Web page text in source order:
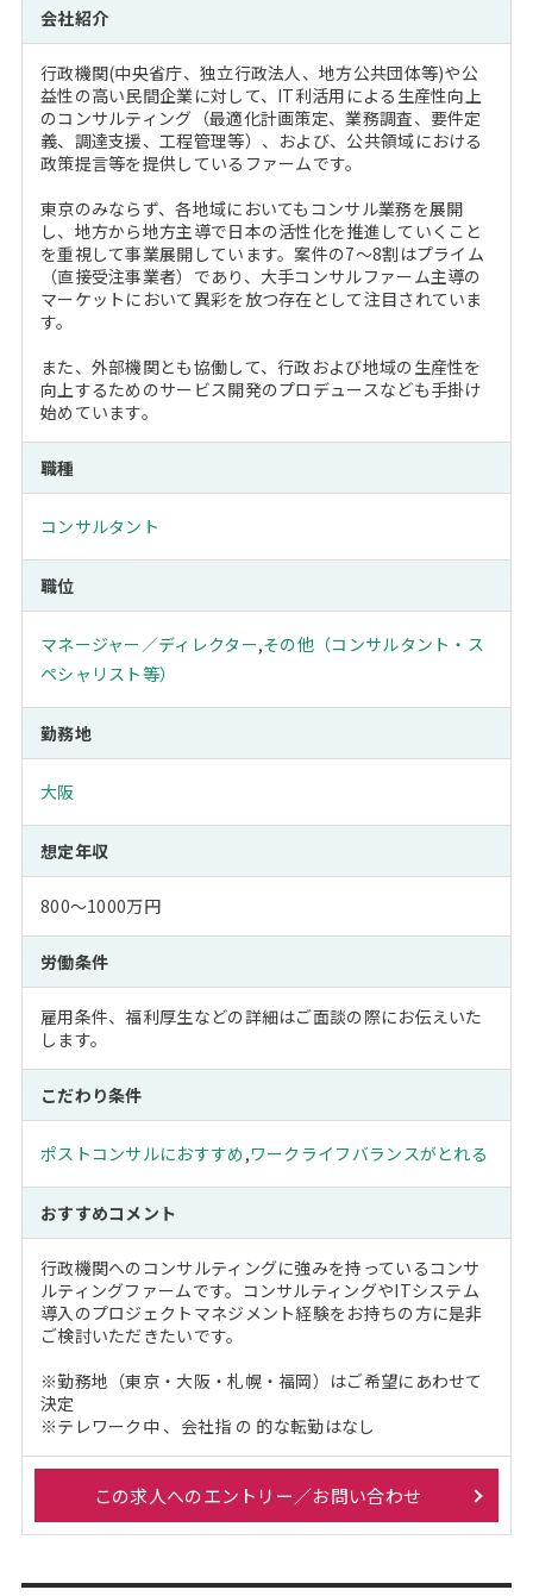
会社紹介
行政機関(中央省庁、独立行政法人、地方公共団体等)や公
益性の高い民間企業に対して、IT利活用による生産性向上
のコンサルティング（最適化計画策定、業務調査、要件定
義、調達支援、工程管理等）、および、公共領域における
政策提言等を提供しているファームです。
東京のみならず、各地域においてもコンサル業務を展開
し、地方から地方主導で日本の活性化を推進していくこと
を重視して事業展開しています。案件の7～8割はプライム
（直接受注事業者）であり、大手コンサルファーム主導の
マーケットにおいて異彩を放つ存在として注目されていま
す。
また、外部機関とも協働して、行政および地域の生産性を
向上するためのサービス開発のプロデュースなども手掛け
始めています。
職種
コンサルタント
職位
マネージャー／ディレクター,その他（コンサルタント・ス
ペシャリスト等）
勤務地
大阪
想定年収
800～1000万円
労働条件
雇用条件、福利厚生などの詳細はご面談の際にお伝えいた
します。
こだわり条件
ポストコンサルにおすすめ ,ワークライフバランスがとれる
おすすめコメント
行政機関へのコンサルティングに強みを持っているコンサ
ルティングファームです。コンサルティングやITシステム
導入のプロジェクトマネジメント経験をお持ちの方に是非
ご検討いただきたいです。
※勤務地（東京・大阪・札幌・福岡）はご希望にあわせて
決定
※テレワーク中 、会社指 の 的な転勤はなし
この求人へのエントリー／お問い合わせ